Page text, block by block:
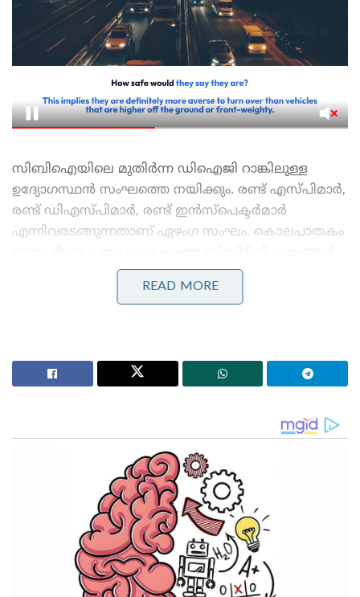
സിബിഐയിലെ മുതിർന്ന ഡിഐജി റാങ്കിലുള്ള
ഉദ്യോഗസ്ഥൻ സംഘത്തെ നയിക്കും. രണ്ട് എസ്പിമാർ,
രണ്ട് ഡിഎസ്പിമാർ, രണ്ട് ഇൻസ്‌പെക്ടർമാർ
എന്നിവരടങ്ങുന്നതാണ് ഏഴംഗ സംഘം. ​കൊലപാതകം
അപ്രത്യക്ഷമായത് അന്വേഷണ സംഘം ഗൗരവമായി
കാണുന്നു. സംഭവസ്ഥലത്തുനിന്ന് നിർണ്ണായകമായ
Stories you may like
‘അമർനാഥ് തീർത്ഥാടന പാതയിൽ സുരക്ഷാ വീഴ്ച?;
പോലീസ് ബാരിക്കേഡ് തകർത്ത് സ്കോർപിയോ
കുതിച്ചു, വെടിവെച്ച് സേന!’: ജാഗ്രതാ നിർദ്ദേശം!
‘ആകാശപ്പോരിൽ ഇനി പെൺകരുത്ത്;
വ്യോമസേനയിൽ ചരിത്രമെഴുതി ഭാവന കാന്ത്!’:
ഇന്ത്യയുടെ ആദ്യ വനിതാ ‘ടോപ്പ് ഗൺ’; ചരിത്ര
നേട്ടത്തിൽ ഭാരതം!
west bengal
Suvendu Adhikari
suvendu adhikari PA murder
READ MORE